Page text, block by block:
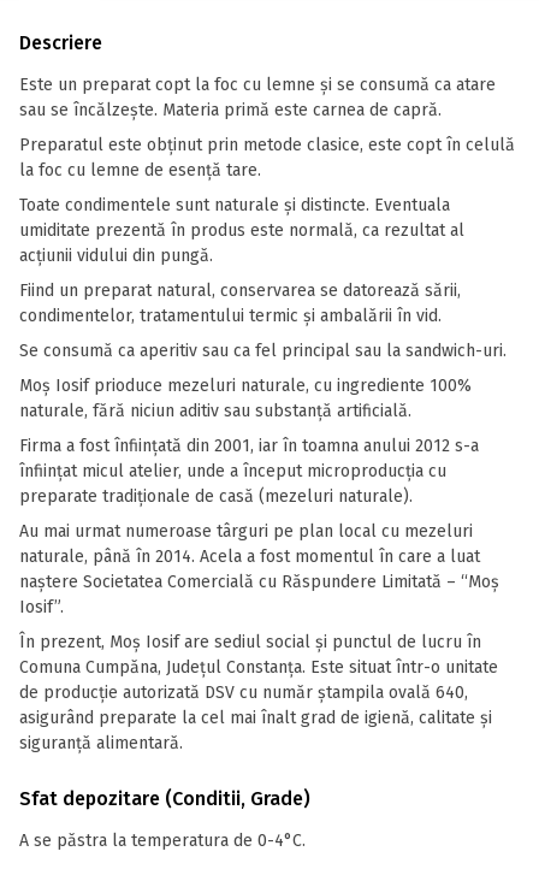
Descriere
Este un preparat copt la foc cu lemne și se consumă ca atare
sau se încălzește. Materia primă este carnea de capră.
Preparatul este obținut prin metode clasice, este copt în celulă
la foc cu lemne de esență tare.
Toate condimentele sunt naturale și distincte. Eventuala
umiditate prezentă în produs este normală, ca rezultat al
acțiunii vidului din pungă.
Fiind un preparat natural, conservarea se datorează sării,
condimentelor, tratamentului termic și ambalării în vid.
Se consumă ca aperitiv sau ca fel principal sau la sandwich-uri.
Moș Iosif prioduce mezeluri naturale, cu ingrediente 100%
naturale, fără niciun aditiv sau substanță artificială.
Firma a fost înființată din 2001, iar în toamna anului 2012 s-a
înființat micul atelier, unde a început microproducția cu
preparate tradiționale de casă (mezeluri naturale).
Au mai urmat numeroase târguri pe plan local cu mezeluri
naturale, până în 2014. Acela a fost momentul în care a luat
naștere Societatea Comercială cu Răspundere Limitată – “Moș
Iosif”.
În prezent, Moș Iosif are sediul social și punctul de lucru în
Comuna Cumpăna, Județul Constanța. Este situat într-o unitate
de producție autorizată DSV cu număr ștampila ovală 640,
asigurând preparate la cel mai înalt grad de igienă, calitate și
siguranță alimentară.
Sfat depozitare (Conditii, Grade)
A se păstra la temperatura de 0-4°C.